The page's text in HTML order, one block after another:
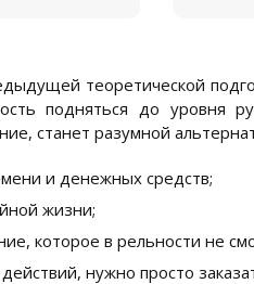
теоретической
подняться до уровня
станет разумной
и денежных средств;
жизни;
которое в рельности не
нужно просто